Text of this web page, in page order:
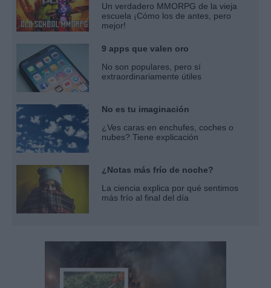
Un verdadero MMORPG de la vieja
escuela ¡Cómo los de antes, pero
mejor!
9 apps que valen oro
No son populares, pero sí
extraordinariamente útiles
No es tu imaginación
¿Ves caras en enchufes, coches o
nubes? Tiene explicación
¿Notas más frío de noche?
La ciencia explica por qué sentimos
más frío al final del día